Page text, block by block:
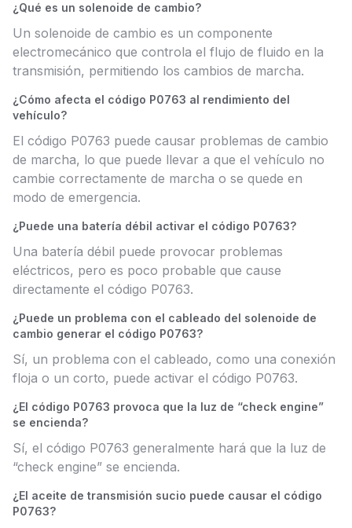
¿Qué es un solenoide de cambio?
Un solenoide de cambio es un componente
electromecánico que controla el flujo de fluido en la
transmisión, permitiendo los cambios de marcha.
¿Cómo afecta el código P0763 al rendimiento del
vehículo?
El código P0763 puede causar problemas de cambio
de marcha, lo que puede llevar a que el vehículo no
cambie correctamente de marcha o se quede en
modo de emergencia.
¿Puede una batería débil activar el código P0763?
Una batería débil puede provocar problemas
eléctricos, pero es poco probable que cause
directamente el código P0763.
¿Puede un problema con el cableado del solenoide de
cambio generar el código P0763?
Sí, un problema con el cableado, como una conexión
floja o un corto, puede activar el código P0763.
¿El código P0763 provoca que la luz de “check engine”
se encienda?
Sí, el código P0763 generalmente hará que la luz de
“check engine” se encienda.
¿El aceite de transmisión sucio puede causar el código
P0763?